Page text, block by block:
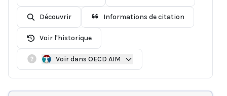
Découvrir Informations de citation
Voir l'historique
Voir dans OECD AIM